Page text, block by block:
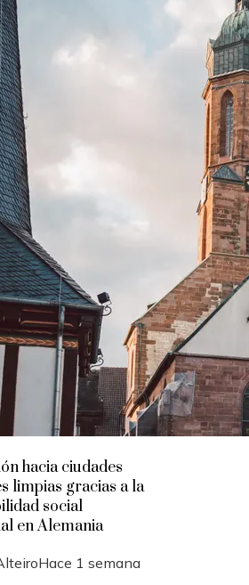
hacia ciudades
limpias gracias a la
social
en Alemania
Hace 1 semana